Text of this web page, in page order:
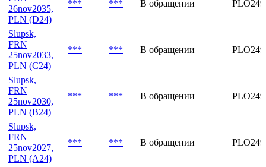
26nov2035,
PLN (D24)
*** *** В обращении
Slupsk,
FRN
25nov2033,
PLN (C24)
*** *** В обращении
Slupsk,
FRN
25nov2030,
PLN (B24)
*** *** В обращении
Slupsk,
FRN
25nov2027,
PLN (A24)
*** *** В обращении